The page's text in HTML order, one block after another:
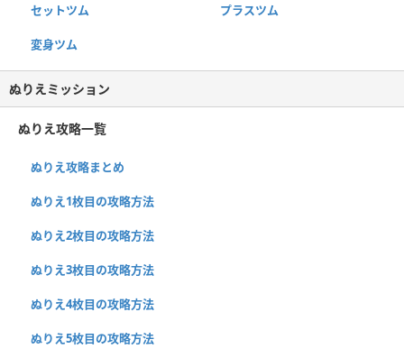
セットツム プラスツム
変身ツム
ぬりえミッション
ぬりえ攻略一覧
ぬりえ攻略まとめ
ぬりえ1枚目の攻略方法
ぬりえ2枚目の攻略方法
ぬりえ3枚目の攻略方法
ぬりえ4枚目の攻略方法
ぬりえ5枚目の攻略方法